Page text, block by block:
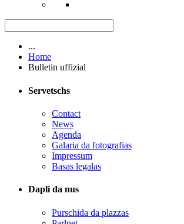
...
Home
Bulletin uffizial
Servetschs
Contact
News
Agenda
Galaria da fotografias
Impressum
Basas legalas
Dapli da nus
Purschida da plazzas